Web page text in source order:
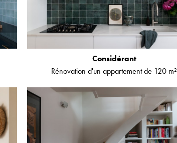
Considérant
Rénovation d'un appartement de 120 m²